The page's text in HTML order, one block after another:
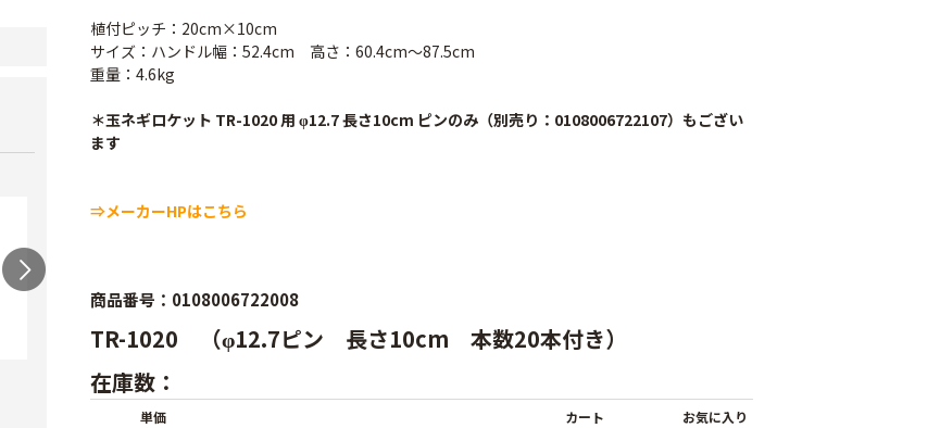
農電マット 単相
ート
植付ピッチ：20cm×10cm
サイズ：ハンドル幅：52.4cm 高さ：60.4cm～87.5cm
重量：4.6kg
＊玉ネギロケット TR-1020 用 φ12.7 長さ10cm ピンのみ（別売り：0108006722107）もござい
ます
⇒メーカーHPはこちら
商品番号：0108006722008
TR-1020 （φ12.7ピン 長さ10cm 本数20本付き）
在庫数：
単価 カート お気に入り